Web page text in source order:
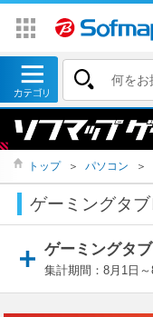
トップ ＞ パソコン ＞
ゲーミングタ
ゲーミングタ
集計期間：8月1日～